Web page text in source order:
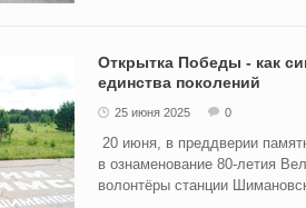
Открытка Победы - как
единства поколений
25 июня 2025 0
20 июня, в преддверии
в ознаменование 80-летия
волонтёры станции